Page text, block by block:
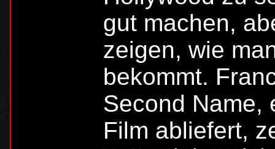
gut machen,
zeigen, wie
bekommt.
Second Name,
Film abliefert,